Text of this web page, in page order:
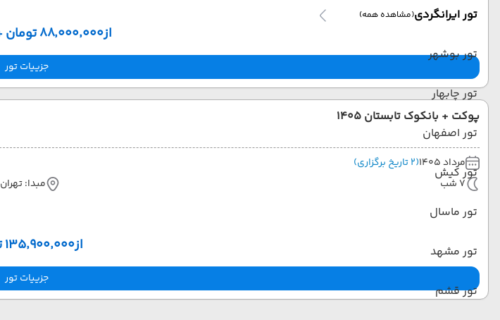
تور ایرانگردی(مشاهده همه)
تور بوشهر
تور چابهار
تور اصفهان
تور کیش
تور ماسال
تور مشهد
تور قشم
از۸۸٬۰۰۰٬۰۰۰ تومان + ۱٬۰۹۰ دلار
جزییات تور
پوکت + بانکوک تابستان 1405
مرداد 1405
(2 تاریخ برگزاری)
7 شب
مبدا: تهران
از۱۳۵٬۹۰۰٬۰۰۰ تومان
جزییات تور